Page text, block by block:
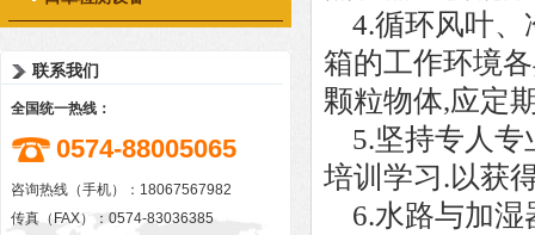
联系我们
全国统一热线：
0574-88005065
咨询热线（手机）：18067567982
传真（FAX）：0574-83036385
4.循环风叶、
箱的工作环境
颗粒物体,应定
5.坚持专人专
培训学习.以获
6.水路与加湿